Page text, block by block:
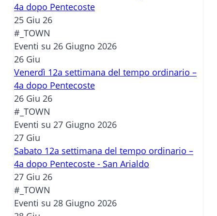
4a dopo Pentecoste
25 Giu 26
#_TOWN
Eventi su 26 Giugno 2026
26 Giu
Venerdì 12a settimana del tempo ordinario –
4a dopo Pentecoste
26 Giu 26
#_TOWN
Eventi su 27 Giugno 2026
27 Giu
Sabato 12a settimana del tempo ordinario –
4a dopo Pentecoste - San Arialdo
27 Giu 26
#_TOWN
Eventi su 28 Giugno 2026